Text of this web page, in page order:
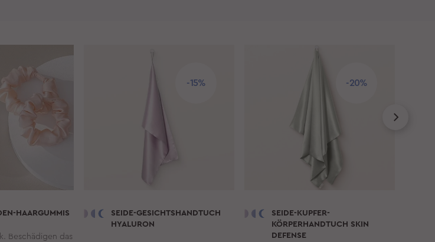
HAARGUMMIS
Beschädigen das
-15%
SEIDE-GESICHTSHANDTUCH
HYALURON
-20%
SEIDE-KUPFER-
KÖRPERHANDTUCH SKIN
DEFENSE